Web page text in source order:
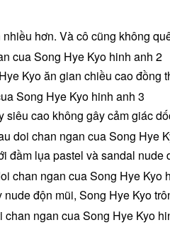
hơn. Và cô cũng không
Kyo ăn gian chiều cao đồng
cao không gây cảm giác
đầm lụa pastel và sandal nude
độn mũi, Song Hye Kyo